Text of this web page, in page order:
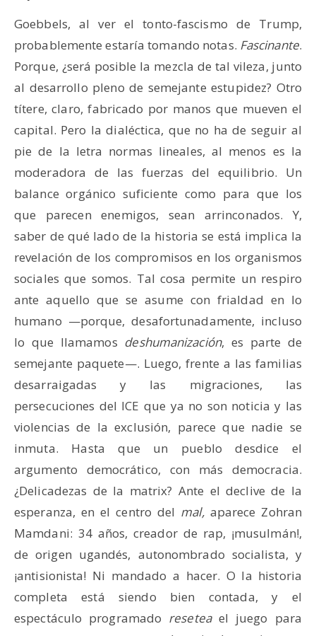
Goebbels, al ver el tonto-fascismo de Trump,
probablemente estaría tomando notas. Fascinante.
Porque, ¿será posible la mezcla de tal vileza, junto
al desarrollo pleno de semejante estupidez? Otro
títere, claro, fabricado por manos que mueven el
capital. Pero la dialéctica, que no ha de seguir al
pie de la letra normas lineales, al menos es la
moderadora de las fuerzas del equilibrio. Un
balance orgánico suficiente como para que los
que parecen enemigos, sean arrinconados. Y,
saber de qué lado de la historia se está implica la
revelación de los compromisos en los organismos
sociales que somos. Tal cosa permite un respiro
ante aquello que se asume con frialdad en lo
humano —porque, desafortunadamente, incluso
lo que llamamos deshumanización, es parte de
semejante paquete—. Luego, frente a las familias
desarraigadas y las migraciones, las
persecuciones del ICE que ya no son noticia y las
violencias de la exclusión, parece que nadie se
inmuta. Hasta que un pueblo desdice el
argumento democrático, con más democracia.
¿Delicadezas de la matrix? Ante el declive de la
esperanza, en el centro del mal, aparece Zohran
Mamdani: 34 años, creador de rap, ¡musulmán!,
de origen ugandés, autonombrado socialista, y
¡antisionista! Ni mandado a hacer. O la historia
completa está siendo bien contada, y el
espectáculo programado reseteael juego para